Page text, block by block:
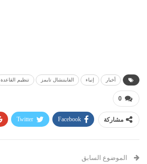
أخبار إنباء الفايننشال تايمز تنظيم القاعدة
0
مشاركة Facebook
Twitter
الموضوع السابق